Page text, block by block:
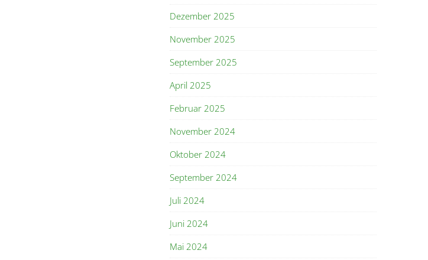
Dezember 2025
November 2025
September 2025
April 2025
Februar 2025
November 2024
Oktober 2024
September 2024
Juli 2024
Juni 2024
Mai 2024